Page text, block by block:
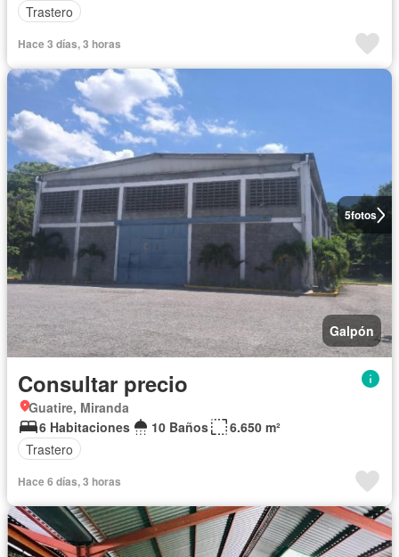
Trastero
Hace 3 días, 3 horas
5fotos
Galpón
Consultar precio
Guatire, Miranda
6 Habitaciones
10 Baños
6.650 m²
Trastero
Hace 6 días, 3 horas